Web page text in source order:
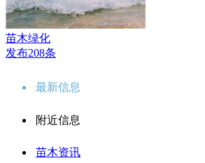
苗木绿化
发布208条
最新信息
附近信息
苗木资讯